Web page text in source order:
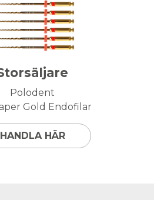
Polodent
Gold Endofilar
HANDLA HÄR